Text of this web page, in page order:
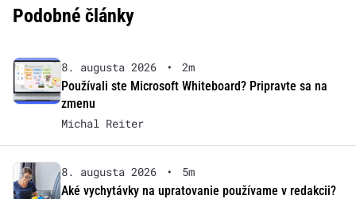
Podobné články
8. augusta 2026 •
2m
Používali ste Microsoft Whiteboard? Pripravte sa na
zmenu
Michal Reiter
8. augusta 2026 •
5m
Aké vychytávky na upratovanie používame v redakcii?